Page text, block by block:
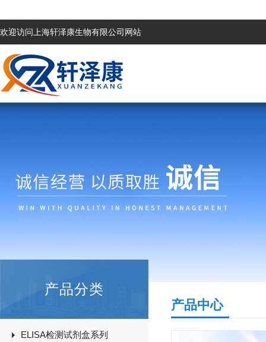
欢迎访问上海轩泽康生物有限公司网站
产品分类
ELISA检测试剂盒系列
产品中心